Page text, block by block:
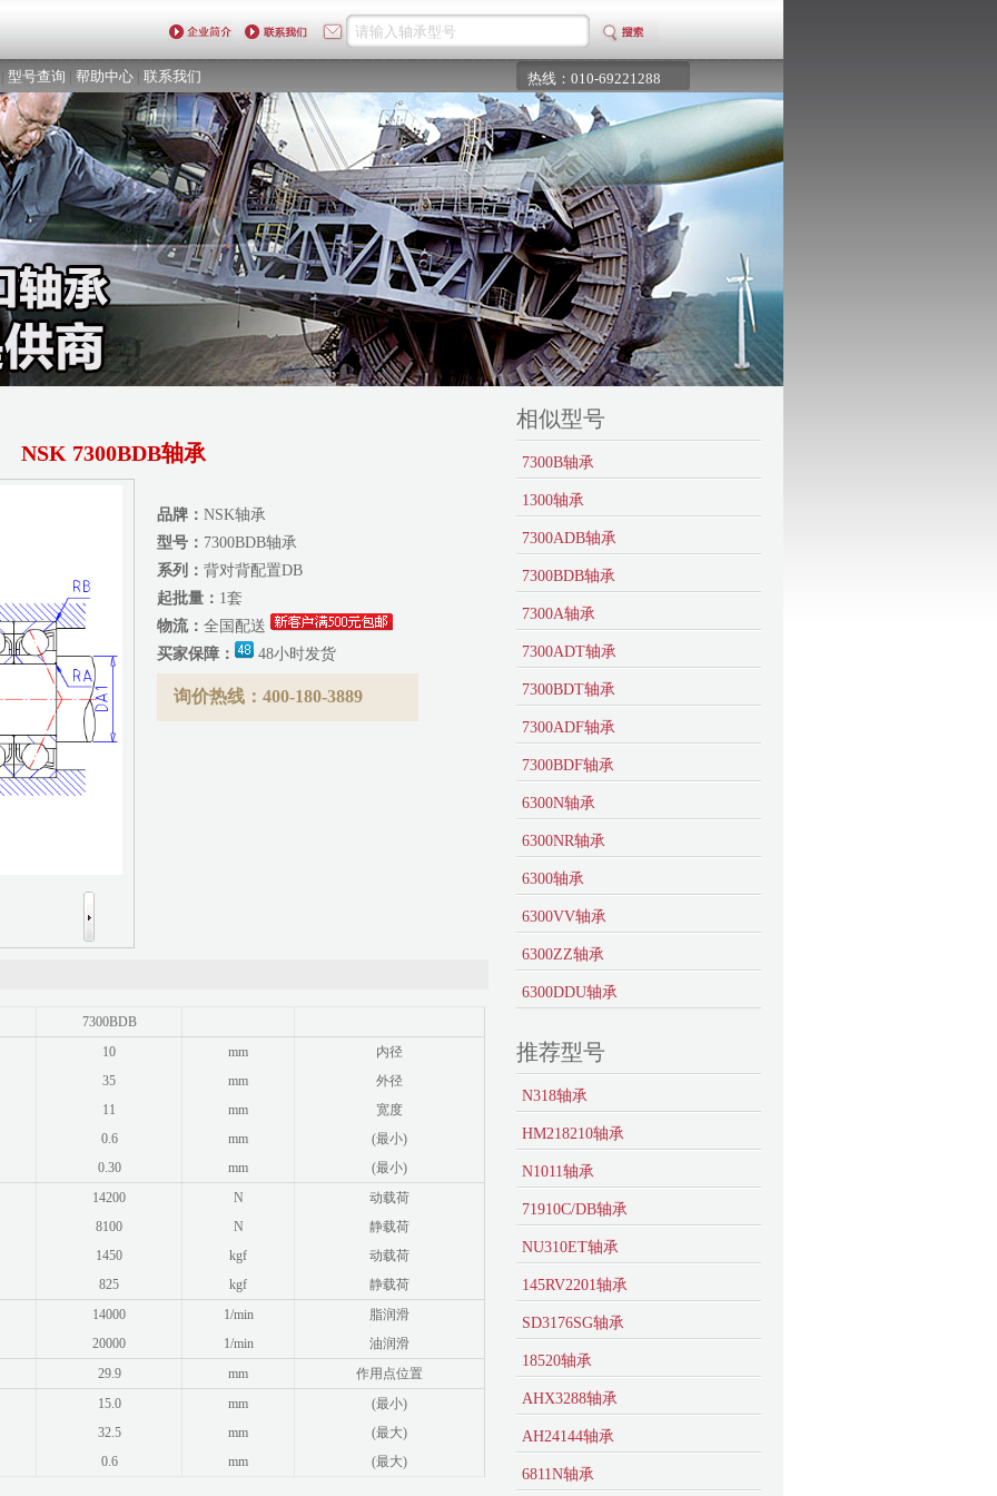
型号查询 帮助中心 联系我们 热线：010-69221288
相似型号
7300B轴承
1300轴承
7300ADB轴承
7300BDB轴承
7300A轴承
7300ADT轴承
7300BDT轴承
7300ADF轴承
7300BDF轴承
6300N轴承
6300NR轴承
6300轴承
6300VV轴承
6300ZZ轴承
6300DDU轴承
推荐型号
N318轴承
HM218210轴承
N1011轴承
71910C/DB轴承
NU310ET轴承
145RV2201轴承
SD3176SG轴承
18520轴承
AHX3288轴承
AH24144轴承
6811N轴承
NSK 7300BDB轴承
品牌： NSK轴承
型号： 7300BDB轴承
系列： 背对背配置DB
起批量： 1套
物流： 全国配送
买家保障：
48小时发货
询价热线：400-180-3889
7300BDB
10
mm
内径
35
mm
外径
11
mm
宽度
0.6
mm
(最小)
0.30
mm
(最小)
14200
N
动载荷
8100
N
静载荷
1450
kgf
动载荷
825
kgf
静载荷
14000
1/min
脂润滑
20000
1/min
油润滑
29.9
mm
作用点位置
15.0
mm
(最小)
32.5
mm
(最大)
0.6
mm (最大)